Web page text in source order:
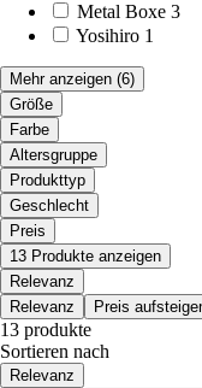
Metal Boxe 3
Yosihiro 1
Mehr anzeigen (6)
Größe
Farbe
Altersgruppe
Produkttyp
Geschlecht
Preis
13 Produkte anzeigen
Relevanz
Relevanz
Preis
13 produkte
Sortieren nach
Relevanz